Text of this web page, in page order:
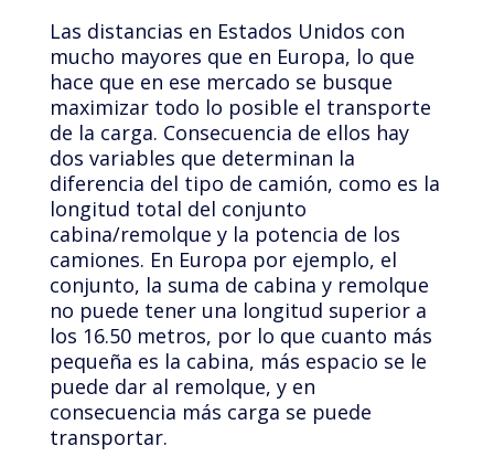
Las distancias en Estados Unidos con
mucho mayores que en Europa, lo que
hace que en ese mercado se busque
maximizar todo lo posible el transporte
de la carga. Consecuencia de ellos hay
dos variables que determinan la
diferencia del tipo de camión, como es la
longitud total del conjunto
cabina/remolque y la potencia de los
camiones. En Europa por ejemplo, el
conjunto, la suma de cabina y remolque
no puede tener una longitud superior a
los 16.50 metros, por lo que cuanto más
pequeña es la cabina, más espacio se le
puede dar al remolque, y en
consecuencia más carga se puede
transportar.